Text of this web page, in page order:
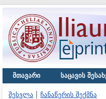
მთავარი საცავის
შესვლა ჩანაწერის შექმნა